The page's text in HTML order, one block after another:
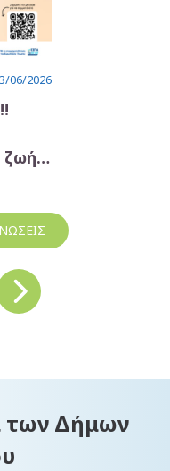
06/2026
ζωής
των Δήμων